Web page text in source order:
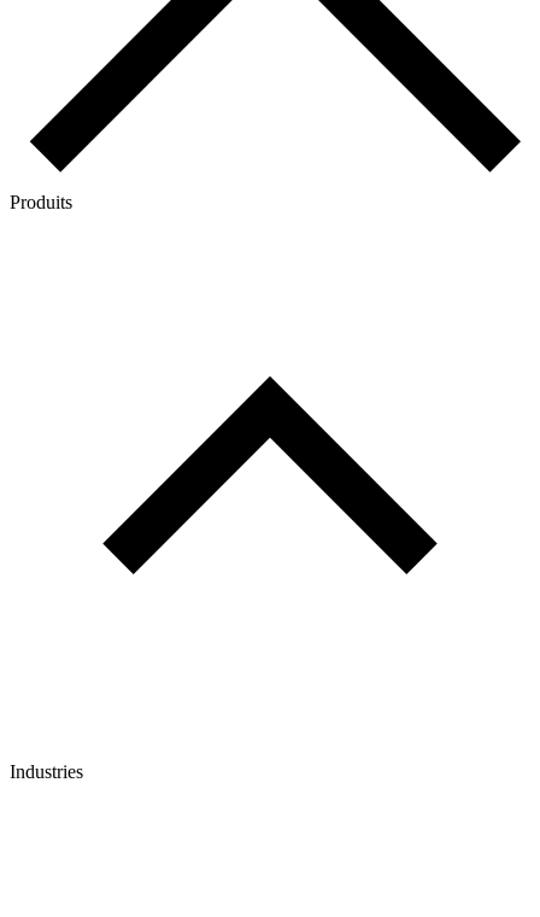
Produits
Industries